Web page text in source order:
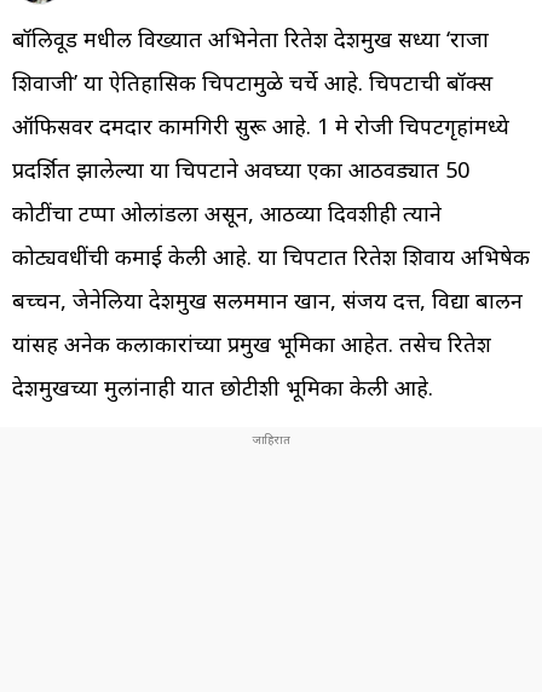
बॉलिवूड मधील विख्यात अभिनेता रितेश देशमुख सध्या ‘राजा
शिवाजी’ या ऐतिहासिक चित्रपटामुळे चर्चे आहे. चित्रपटाची बॉक्स
ऑफिसवर दमदार कामगिरी सुरू आहे. 1 मे रोजी चित्रपटगृहांमध्ये
प्रदर्शित झालेल्या या चित्रपटाने अवघ्या एका आठवड्यात 50
कोटींचा टप्पा ओलांडला असून, आठव्या दिवशीही त्याने
कोट्यवधींची कमाई केली आहे. या चित्रपटात रितेश शिवाय अभिषेक
बच्चन, जेनेलिया देशमुख सलममान खान, संजय दत्त, विद्या बालन
यांसह अनेक कलाकारांच्या प्रमुख भूमिका आहेत. तसेच रितेश
देशमुखच्या मुलांनाही यात छोटीशी भूमिका केली आहे.